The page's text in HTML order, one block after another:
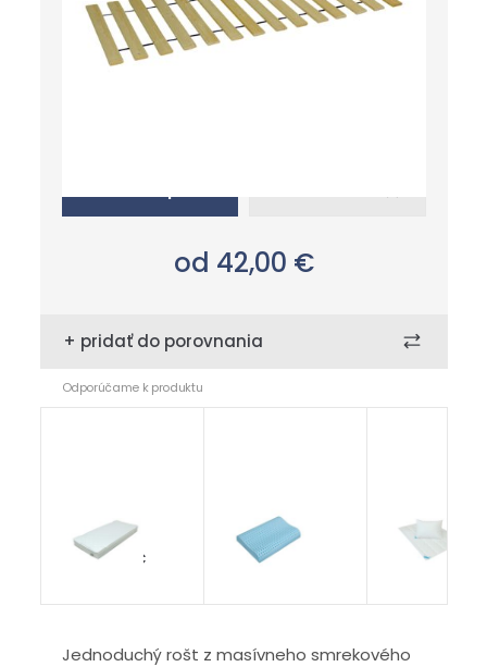
Masív
Áno
Elektrický pohon
Nie
od 42,00 €
+ pridať do porovnania
Odporúčame k produktu
chránič
Domestic
Paris Klasik duo
Jednoduchý rošt z masívneho smrekového